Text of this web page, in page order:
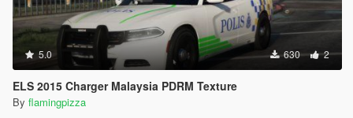
5.0 630 2
ELS 2015 Charger Malaysia PDRM Texture
By flamingpizza